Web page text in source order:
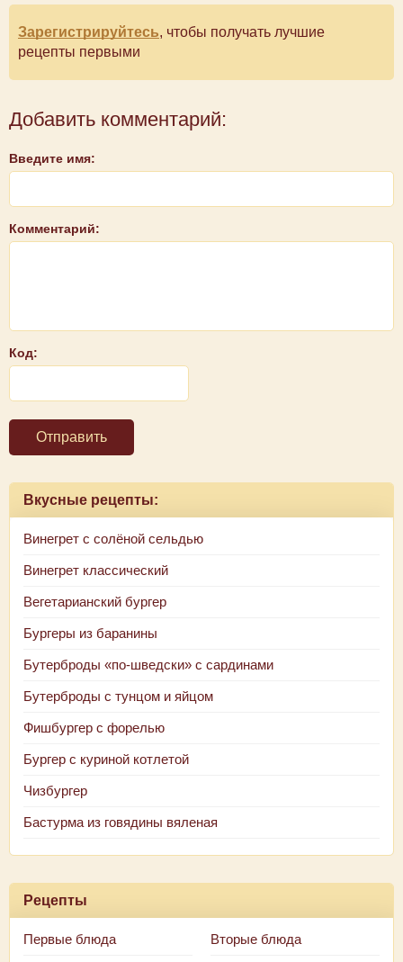
Зарегистрируйтесь, чтобы получать лучшие
рецепты первыми
Добавить комментарий:
Введите имя:
Комментарий:
Код:
Отправить
Вкусные рецепты:
Винегрет с солёной сельдью
Винегрет классический
Вегетарианский бургер
Бургеры из баранины
Бутерброды «по-шведски» с сардинами
Бутерброды с тунцом и яйцом
Фишбургер с форелью
Бургер с куриной котлетой
Чизбургер
Бастурма из говядины вяленая
Рецепты
Первые блюда Вторые блюда